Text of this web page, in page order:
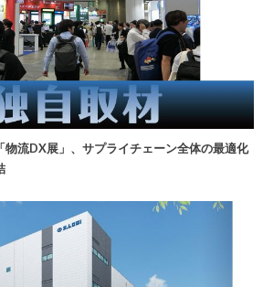
物流DX展」、サプライチェーン全体の最適化